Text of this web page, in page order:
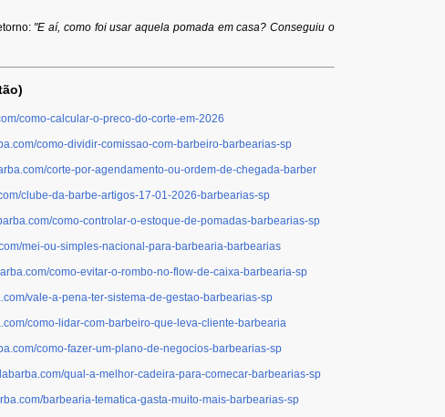
"E aí, como foi usar aquela pomada em casa? Conseguiu o
como-calcular-o-preco-do-corte-em-2026
como-dividir-comissao-com-barbeiro-barbearias-sp
corte-por-agendamento-ou-ordem-de-chegada-barber
clube-da-barbe-artigos-17-01-2026-barbearias-sp
como-controlar-o-estoque-de-pomadas-barbearias-sp
mei-ou-simples-nacional-para-barbearia-barbearias
como-evitar-o-rombo-no-flow-de-caixa-barbearia-sp
vale-a-pena-ter-sistema-de-gestao-barbearias-sp
como-lidar-com-barbeiro-que-leva-cliente-barbearia
como-fazer-um-plano-de-negocios-barbearias-sp
qual-a-melhor-cadeira-para-comecar-barbearias-sp
barbearia-tematica-gasta-muito-mais-barbearias-sp